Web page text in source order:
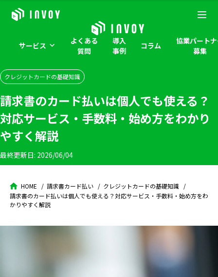
サービス
よくある
質問
導入
事例
コラム
協業パート
募集
クレジットカードの基礎知識
請求書のカード払いは個人でも使える？
対応サービス・手数料・始め方をわかり
やすく解説
最終更新日: 2026/06/04
HOME 請求書カード払い
クレジットカードの基礎知識
請求書のカード払いは個人でも使える？対応サービス・手数料・始め方をわ
かりやすく解説